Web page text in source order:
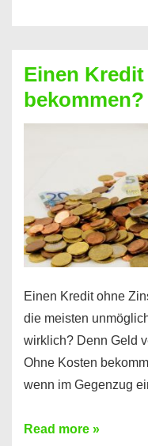
Festvertrag
für
jeden
erfahren
Sie
es
Einen
Einen Kredit ohne
die meisten
wirklich? Denn Geld
Ohne Kosten
wenn im Gegenzug
Einen
Read more »